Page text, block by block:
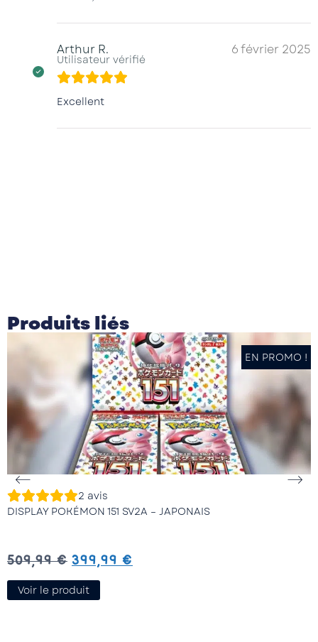
Arthur R.
Utilisateur vérifié
6 février 2025
Excellent
Produits liés
EN PROMO !
2 avis
DISPLAY POKÉMON 151 SV2A – JAPONAIS
509,99€ 399,99 €
Voir le produit